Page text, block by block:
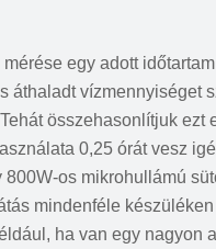
egy adott
áthaladt vízmennyiséget
összehasonlítjuk ezt
0,25 órát vesz
os mikrohullámú
mindenféle
ha van egy nagyon